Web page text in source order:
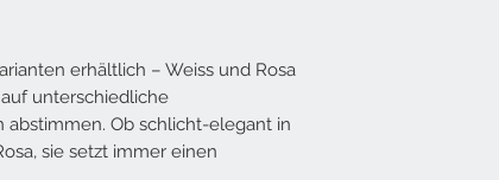
erhältlich – Weiss und Rosa
unterschiedliche
Ob schlicht-elegant in
sie setzt immer einen